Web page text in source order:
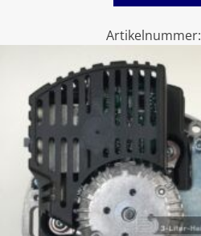
Artikelnummer: